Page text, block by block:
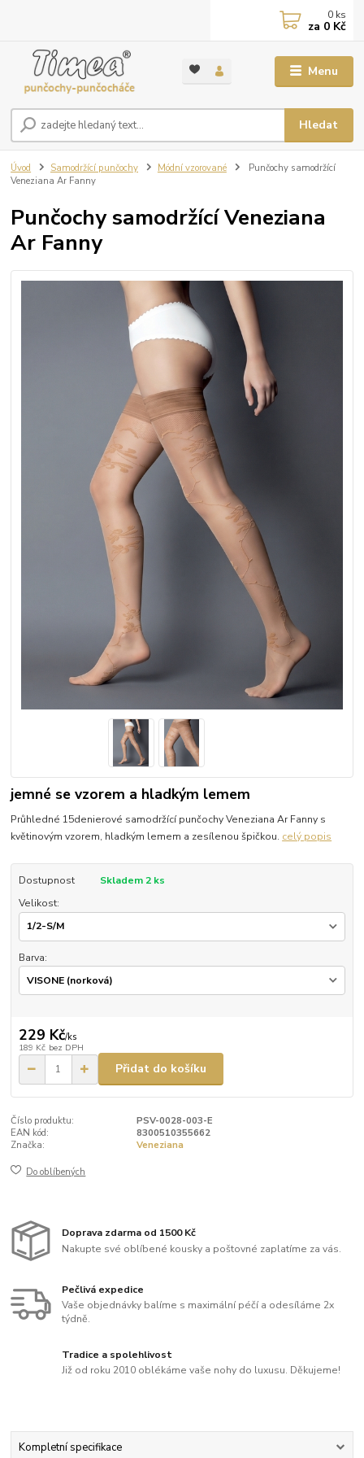
Menu
Hledat
0 ks
za 0 Kč
Úvod Samodržící punčochy Módní vzorované
Punčochy samodržící
Veneziana Ar Fanny
Punčochy samodržící Veneziana
Ar Fanny
jemné se vzorem a hladkým lemem
Průhledné 15denierové samodržící punčochy Veneziana Ar Fanny s
květinovým vzorem, hladkým lemem a zesílenou špičkou. celý popis
Dostupnost
Skladem 2 ks
Velikost:
Barva:
229 Kč/ks
189 Kč bez DPH
Přidat do košíku
Číslo produktu:
PSV-0028-003-E
EAN kód:
8300510355662
Značka:
Veneziana
Do oblíbených
Doprava zdarma od 1500 Kč
Nakupte své oblíbené kousky a poštovné zaplatíme za vás.
Pečlivá expedice
Vaše objednávky balíme s maximální péčí a odesíláme 2x
týdně.
Tradice a spolehlivost
Již od roku 2010 oblékáme vaše nohy do luxusu. Děkujeme!
Kompletní specifikace